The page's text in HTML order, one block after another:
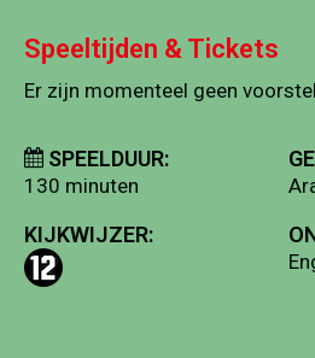
Speeltijden & Tickets
Er zijn momenteel geen
SPEELDUUR:
130 minuten
KIJKWIJZER: